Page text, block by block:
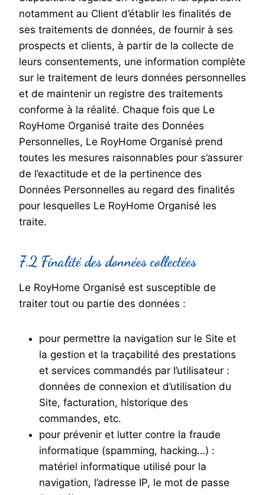
notamment au Client d’établir les finalités de
ses traitements de données, de fournir à ses
prospects et clients, à partir de la collecte de
leurs consentements, une information complète
sur le traitement de leurs données personnelles
et de maintenir un registre des traitements
conforme à la réalité. Chaque fois que Le
RoyHome Organisé traite des Données
Personnelles, Le RoyHome Organisé prend
toutes les mesures raisonnables pour s’assurer
de l’exactitude et de la pertinence des
Données Personnelles au regard des finalités
pour lesquelles Le RoyHome Organisé les
traite.
7.2 Finalité des données collectées
Le RoyHome Organisé est susceptible de
traiter tout ou partie des données :
pour permettre la navigation sur le Site et
la gestion et la traçabilité des prestations
et services commandés par l’utilisateur :
données de connexion et d’utilisation du
Site, facturation, historique des
commandes, etc.
pour prévenir et lutter contre la fraude
informatique (spamming, hacking…) :
matériel informatique utilisé pour la
navigation, l’adresse IP, le mot de passe